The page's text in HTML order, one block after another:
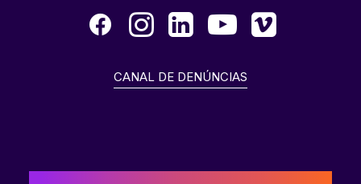
CANAL DE DENÚNCIAS